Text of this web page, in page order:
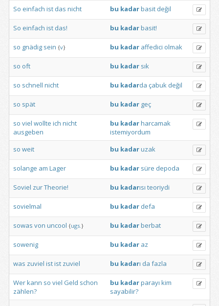
So einfach ist das nicht bu kadarbasit değil
So einfach ist das! bu kadarbasit!
so gnädig sein {v} bu kadar affedici olmak
so oft bu kadar sık
so schnell nicht bu kadarda çabuk değil
so spät bu kadar geç
so viel wollte ich nicht
ausgeben
bu kadarharcamak
istemiyordum
so weit bu kadaruzak
solange am Lager bu kadar süre depoda
Soviel zurTheorie! bu kadarısı teoriydi
sovielmal bu kadar defa
sowas von uncool {ugs.} bu kadarberbat
sowenig bu kadar az
was zuviel istist zuviel bu kadarı da fazla
Werkann so viel Geld schon
zählen?
bu kadarparayı kim
sayabilir?